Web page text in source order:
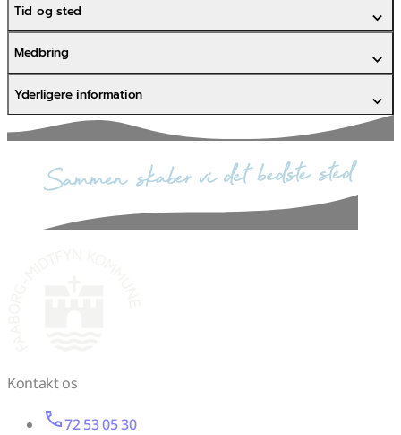
Tid og sted
Medbring
Yderligere information
sammen skaber vi det bedste sted
Kontakt os
72 53 05 30